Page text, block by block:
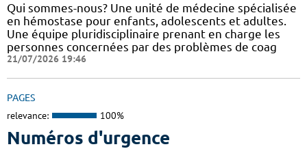
Qui sommes-nous? Une unité de médecine spécialisée
en hémostase pour enfants, adolescents et adultes.
Une équipe pluridisciplinaire prenant en charge les
personnes concernées par des problèmes de coag
21/07/2026 19:46
PAGES
relevance: 100%
Numéros d'urgence